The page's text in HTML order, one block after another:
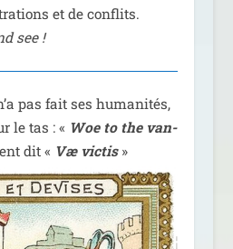
et de conflits.
see !
pas fait ses huma­ni­tés,
le tas : « Woe to the van­
dit « Væ vic­tis»